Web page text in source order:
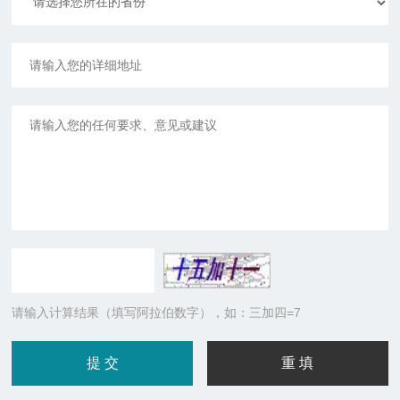
请输入计算结果（填写阿拉伯数字），如：三加四=7